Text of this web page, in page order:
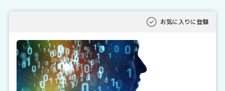
お気に入りに登録